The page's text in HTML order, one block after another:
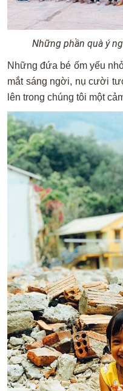
Những phần quà ý
Những đứa bé ốm yếu
mắt sáng ngời, nụ cười
lên trong chúng tôi một